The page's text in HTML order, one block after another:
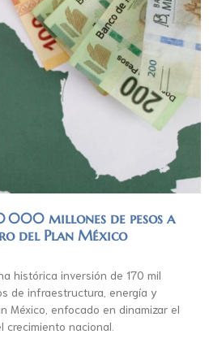
millones de pesos a
del Plan México
histórica inversión de 170 mil
de infraestructura, energía y
México, enfocado en dinamizar el
nacional.